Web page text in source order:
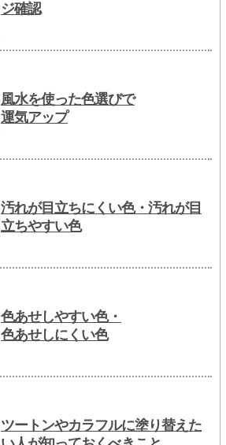
ジ確認
風水を使った色選びで
運気アップ
汚れが目立ちにくい色・汚れが目
立ちやすい色
色あせしやすい色・
色あせしにくい色
ツートンやカラフルに塗り替えた